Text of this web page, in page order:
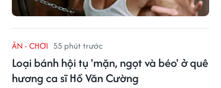
ĂN - CHƠI 55 phút trước
Loại bánh hội tụ 'mặn, ngọt và béo' ở quê
hương ca sĩ Hồ Văn Cường